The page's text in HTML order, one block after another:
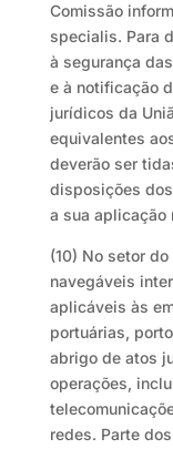
Comissão
specialis. Para
à segurança
e à notificação
jurídicos da
equivalentes
deverão ser
disposições
a sua aplicação
(10) No setor
navegáveis
aplicáveis às
portuárias,
abrigo de atos
operações,
redes. Parte